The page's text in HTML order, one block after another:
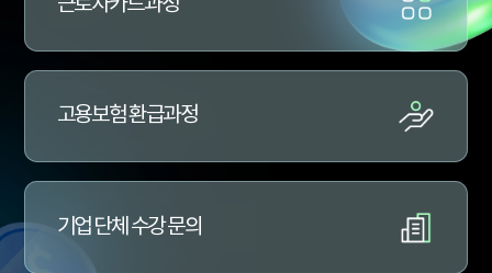
고용보험 환급과정
기업 단체 수강 문의